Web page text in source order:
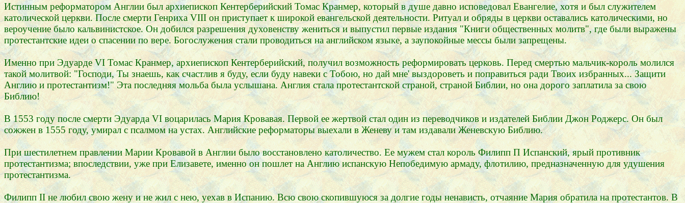
Истинным реформатором Англии был архиепископ Кентерберийский Томас Кранмер, который в душе давно исповедовал Евангелие, хотя и был служителем
католической церкви. После смерти Генриха VIII он приступает к широкой евангельской деятельности. Ритуал и обряды в церкви оставались католическими, но
вероучение было кальвинистское. Он добился разрешения духовенству жениться и выпустил первые издания "Книги общественных молитв", где были выражены
протестантские идеи о спасении по вере. Богослужения стали проводиться на английском языке, а заупокойные мессы были запрещены.
Именно при Эдуарде VI Томас Кранмер, архиепископ Кентерберийский, получил возможность реформировать церковь. Перед смертью мальчик-король молился
такой молитвой: "Господи, Ты знаешь, как счастлив я буду, если буду навеки с Тобою, но дай мне' выздороветь и поправиться ради Твоих избранных... Защити
Англию и протестантизм!" Эта последняя мольба была услышана. Англия стала протестантской страной, страной Библии, но она дорого заплатила за свою
Библию!
В 1553 году после смерти Эдуарда VI воцарилась Мария Кровавая. Первой ее жертвой стал один из переводчиков и издателей Библии Джон Роджерс. Он был
сожжен в 1555 году, умирал с псалмом на устах. Английские реформаторы выехали в Женеву и там издавали Женевскую Библию.
При шестилетнем правлении Марии Кровавой в Англии было восстановлено католичество. Ее мужем стал король Филипп П Испанский, ярый противник
протестантизма; впоследствии, уже при Елизавете, именно он пошлет на Англию испанскую Непобедимую армаду, флотилию, предназначенную для удушения
протестантизма.
Филипп II не любил свою жену и не жил с нею, уехав в Испанию. Всю свою скопившуюся за долгие годы ненависть, отчаяние Мария обратила на протестантов. В